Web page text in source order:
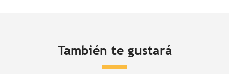
También te gustará